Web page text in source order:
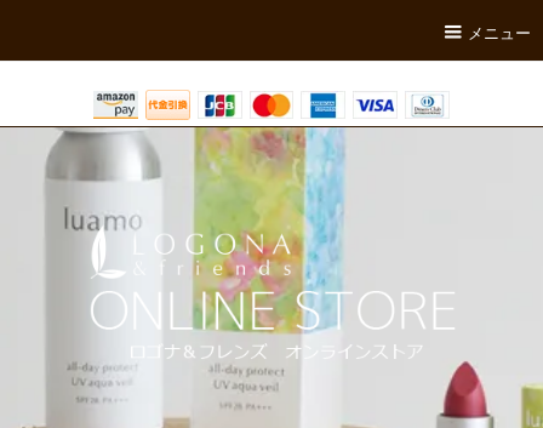
メニュー